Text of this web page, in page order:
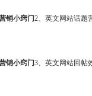
销小窍门2、英文网站话
销小窍门3、英文网站回